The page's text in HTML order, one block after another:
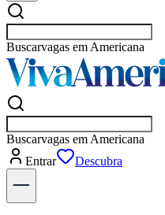
Buscarempresas em
Buscarempresas em
Entrar
Descubra